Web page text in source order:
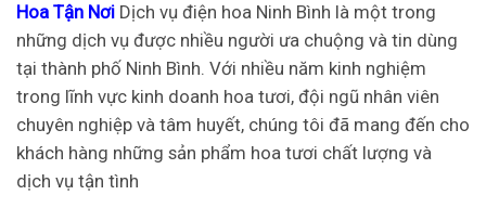
Hoa Tận Nơi Dịch vụ điện hoa Ninh Bình là một trong
những dịch vụ được nhiều người ưa chuộng và tin dùng
tại thành phố Ninh Bình. Với nhiều năm kinh nghiệm
trong lĩnh vực kinh doanh hoa tươi, đội ngũ nhân viên
chuyên nghiệp và tâm huyết, chúng tôi đã mang đến cho
khách hàng những sản phẩm hoa tươi chất lượng và
dịch vụ tận tình